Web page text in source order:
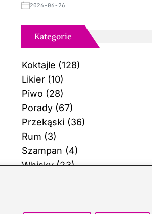
2026-06-26
Kategorie
Koktajle (128)
Likier(10)
Piwo (28)
Porady(67)
Przekąski(36)
Rum (3)
Szampan (4)
Whisky(23)